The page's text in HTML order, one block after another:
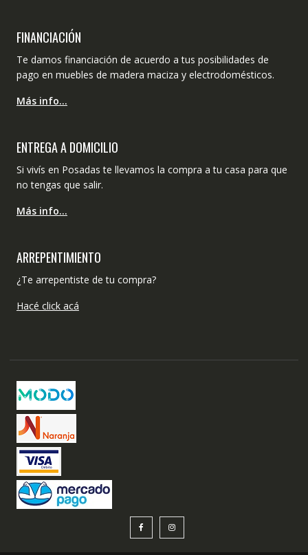
FINANCIACIÓN
Te damos financiación de acuerdo a tus posibilidades de
pago en muebles de madera maciza y electrodomésticos.
Más info…
ENTREGA A DOMICILIO
Si vivís en Posadas te llevamos la compra a tu casa para que
no tengas que salir.
Más info…
ARREPENTIMIENTO
¿Te arrepentiste de tu compra?
Hacé click acá